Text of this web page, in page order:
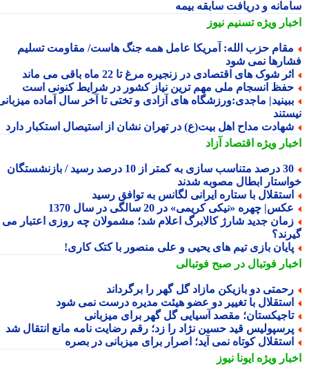
و دریافت سابقه بیمه
ویژهتسنیم نیوز
حزب الله: آمریکا عامل همه جنگ هاست/ مقاومت تسلیم
نمی شود
شوک های اقتصادی در زنجیره مرغ تا 22 ماه باقی می ماند
انسجام ملی مهم ترین نیاز کشور در شرایط کنونی است
ماجدی:ورزشگاه های آزادی و تختی تا آخر سال آماده میزبانی
مداح اهل بیت(ع) در تهران نشان از استیصال استکبار دارد
ویژهاقتصاد آزاد
30 درصد متناسب سازی به کمتر از 10 درصد رسید / بازنشستگان
ابطال مصوبه شدند
با ستاره ایرانی لگانس به توافق رسید
چهره «نیکی کریمی» در 20 سالگی در سال 1370
جدید شارژ کالابرگ اعلام شد؛ مشمولان چه روزی اعتبار می
بازی تیم های یحیی و علی منصور با کتک کاری!
فوتبال در صبح فوتبالی
دو بازیکن مازاد گل گهر را برگرداند
با تغییر دو عضو هیئت مدیره درست نمی شود
مقصد آسیایی گل گهر برای میزبانی
قید حسین نژاد را زد؛ رقم رضایت نامه مانع انتقال شد
کوتاه نمی آید؛ اصرار برای میزبانی در بصره
ویژهایونا نیوز